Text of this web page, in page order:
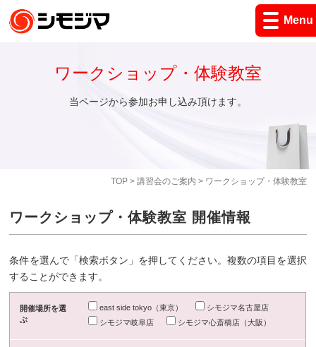
Menu
TOP> 講習会のご案内 > ワークショップ・体験教室
ワークショップ・体験教室
当ページから参加お申し込み頂けます。
ワークショップ・体験教室 開催情報
条件を選んで「検索ボタン」を押してください。複数の項目を選択
することができます。
開催場所を選
ぶ
east side tokyo（東京）
シモジマ名古屋店
シモジマ岐阜店
シモジマ心斎橋店（大阪）